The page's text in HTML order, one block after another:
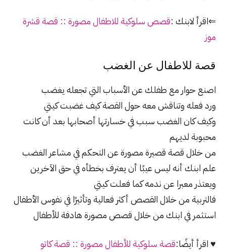
⇐اقرأ لابنك :قصص سلوكية للاطفال مصورة :: قصة قشرة
موز
قصة للاطفال عن الغضب
اصنع حوار مع طفلك عن الأسباب التي تجعله يغضب
ورد فعله وتناقش معه حول القصة كيف غضبت كيتي
وكيف كان الغضب سبب في خسارتها أصحابها بعد أن كانت
محبوبة لديهم
من خلال قصة قصيرة مصورة عن التحكم في مشاعر الغضب
علم ابنك أنه ليس عيبًا أن يعترف بخطأه في حق الآخرين
ويعتذر معبرا عن ندمه كما فعلت كيتي
فالتربية من خلال القصص أكثر فعالية وتأثيرًا في نفوس الأطفال
استثمر في ابنك من خلال قصص مصورة هادفة للأطفال
♥ اقرأ أيضًا:قصة سلوكية للأطفال مصورة :: قصة كاتو